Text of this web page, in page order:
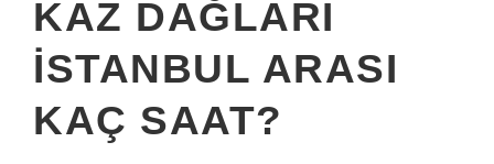
KAZ DAĞLARI
İSTANBUL ARASI
KAÇ SAAT?